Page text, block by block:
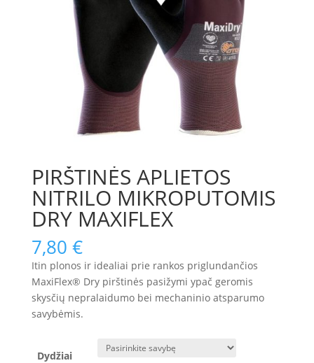
PIRŠTINĖS APLIETOS
NITRILO MIKROPUTOMIS
DRY MAXIFLEX
7,80 €
Itin plonos ir idealiai prie rankos priglundančios
MaxiFlex® Dry pirštinės pasižymi ypač geromis
skysčių nepralaidumo bei mechaninio atsparumo
savybėmis.
Dydžiai